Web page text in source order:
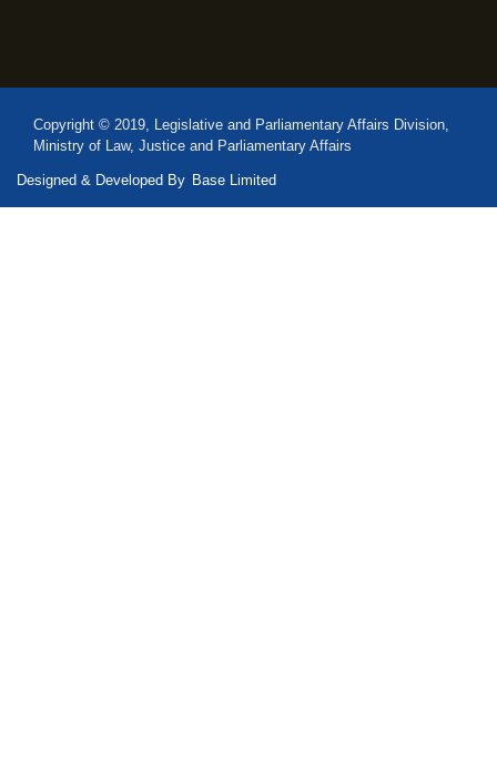
Copyright © 2019, Legislative and Parliamentary Affairs Division,
Ministry of Law, Justice and Parliamentary Affairs
Designed & Developed By Base Limited